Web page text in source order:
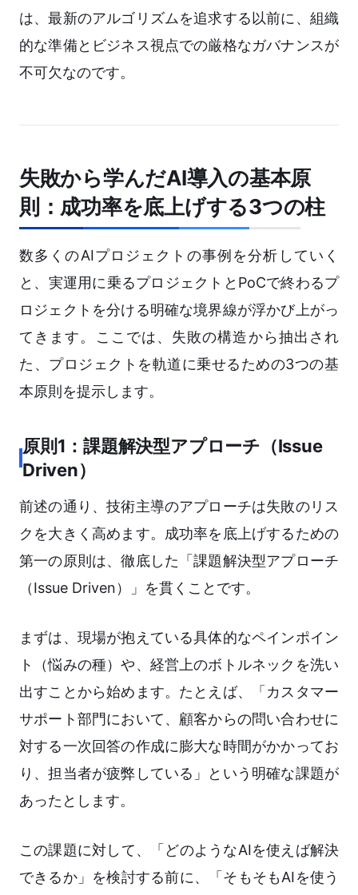
は、最新のアルゴリズムを追求する以前に、組織
的な準備とビジネス視点での厳格なガバナンスが
不可欠なのです。
失敗から学んだAI導入の基本原
則：成功率を底上げする3つの柱
数多くのAIプロジェクトの事例を分析していく
と、実運用に乗るプロジェクトとPoCで終わるプ
ロジェクトを分ける明確な境界線が浮かび上がっ
てきます。ここでは、失敗の構造から抽出され
た、プロジェクトを軌道に乗せるための3つの基
本原則を提示します。
原則1：課題解決型アプローチ（Issue
Driven）
前述の通り、技術主導のアプローチは失敗のリス
クを大きく高めます。成功率を底上げするための
第一の原則は、徹底した「課題解決型アプローチ
（Issue Driven）」を貫くことです。
まずは、現場が抱えている具体的なペインポイン
ト（悩みの種）や、経営上のボトルネックを洗い
出すことから始めます。たとえば、「カスタマー
サポート部門において、顧客からの問い合わせに
対する一次回答の作成に膨大な時間がかかってお
り、担当者が疲弊している」という明確な課題が
あったとします。
この課題に対して、「どのようなAIを使えば解決
できるか」を検討する前に、「そもそもAIを使う